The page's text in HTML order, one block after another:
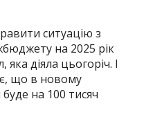
ситуацію з
на 2025 рік
діяла цьогоріч. І
що в новому
на 100 тисяч